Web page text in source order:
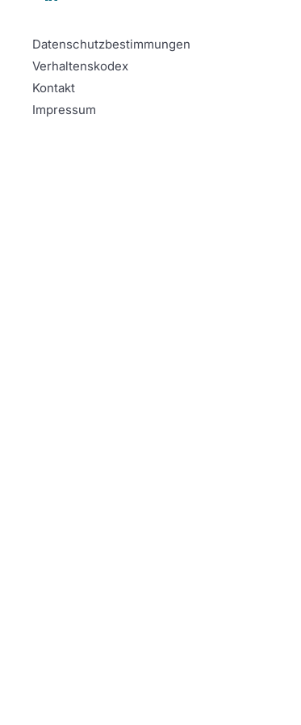
Datenschutzbestimmungen
Verhaltenskodex
Kontakt
Impressum